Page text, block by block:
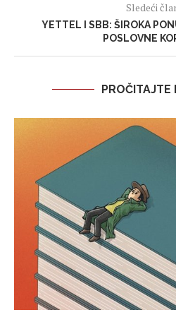
Sledeći
YETTEL I SBB: ŠIROKA
POSLOVNE
PROČITAJTE